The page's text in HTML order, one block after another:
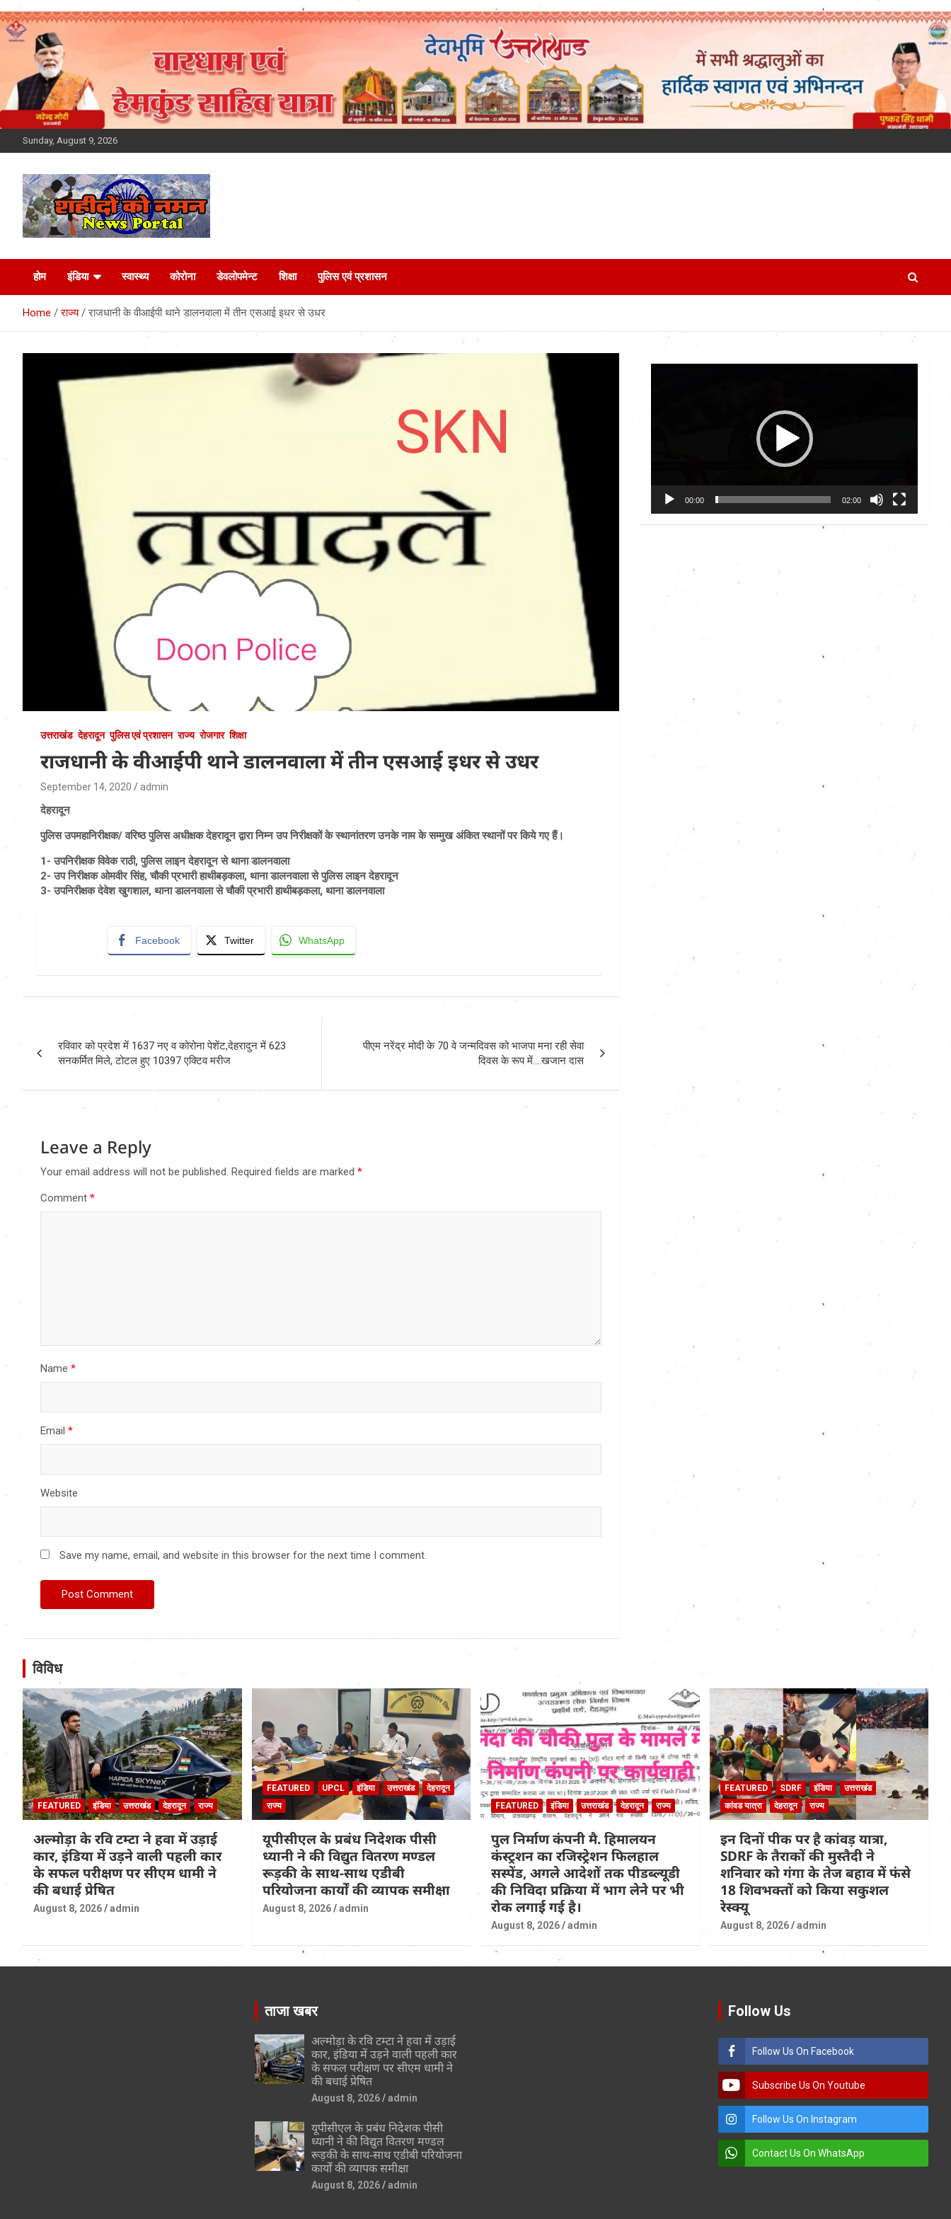
Skip
to
Sunday, August 9, 2026
Latest News Today,
Breaking News,
Uttarakhand News in
होम इंडिया स्वास्थ्य कोरोना डेवलोपमेन्ट शिक्षा पुलिस एवं प्रशासन
Home राज्य राजधानी के वीआईपी थाने डालनवाला में तीन एसआई इधर से उधर
उत्तराखंड देहरादून पुलिस एवं प्रशासन राज्य रोजगार शिक्षा
राजधानी के वीआईपी थाने डालनवाला में तीन एसआई इधर से उधर
September 14, 2020 admin
देहरादून
पुलिस उपमहानिरीक्षक/ वरिष्ठ पुलिस अधीक्षक देहरादून द्वारा निम्न उप निरीक्षकों के स्थानांतरण उनके नाम के सम्मुख अंकित स्थानों पर किये गए हैं।
1- उपनिरीक्षक विवेक राठी, पुलिस लाइन देहरादून से थाना डालनवाला
2- उप निरीक्षक ओमवीर सिंह, चौकी प्रभारी हाथीबड़कला, थाना डालनवाला से पुलिस लाइन देहरादून
3- उपनिरीक्षक देवेश खुगशाल, थाना डालनवाला से चौकी प्रभारी हाथीबड़कला, थाना डालनवाला
Facebook Twitter WhatsApp
navigation
रविवार को प्रदेश में 1637 नए व कोरोना पेशेंट,देहरादुन में 623
सनकर्मित मिले, टोटल हुए 10397 एक्टिव मरीज
पीएम नरेंद्र मोदी के 70 वे जन्मदिवस को भाजपा मना रही सेवा
दिवस के रूप में….खजान दास
Leave a Reply
Your email address will not be published. Required fields are marked *
Comment *
Name *
Email *
Website
Save my name, email, and website in this browser for the next time I comment.
00:00 02:00
विविध
FEATURED इंडिया उत्तराखंड देहरादून राज्य
अल्मोड़ा के रवि टम्टा ने हवा में उड़ाई
कार, इंडिया में उड़ने वाली पहली कार
के सफल परीक्षण पर सीएम धामी ने
की बधाई प्रेषित
August 8, 2026 admin
FEATURED UPCL इंडिया उत्तराखंड
देहरादून
राज्य
यूपीसीएल के प्रबंध निदेशक पीसी
ध्यानी ने की विद्युत वितरण मण्डल
रूड़की के साथ-साथ एडीबी
परियोजना कार्यों की व्यापक समीक्षा
August 8, 2026 admin
FEATURED इंडिया उत्तराखंड देहरादून राज्य
पुल निर्माण कंपनी मै. हिमालयन
कंस्ट्रशन का रजिस्ट्रेशन फिलहाल
सस्पेंड, अगले आदेशों तक पीडब्ल्यूडी
की निविदा प्रक्रिया में भाग लेने पर भी
रोक लगाई गई है।
August 8, 2026 admin
FEATURED SDRF इंडिया
उत्तराखंड
कांवड यात्रा
देहरादून राज्य
इन दिनों पीक पर है कांवड़ यात्रा,
SDRF के तैराकों की मुस्तैदी ने
शनिवार को गंगा के तेज बहाव में फंसे
18 शिवभक्तों को किया सकुशल
रेस्क्यू
August 8, 2026 admin
ताजा खबर
अल्मोड़ा के रवि टम्टा ने हवा में उड़ाई
कार, इंडिया में उड़ने वाली पहली कार
के सफल परीक्षण पर सीएम धामी ने
की बधाई प्रेषित
August 8, 2026 admin
यूपीसीएल के प्रबंध निदेशक पीसी
ध्यानी ने की विद्युत वितरण मण्डल
रूड़की के साथ-साथ एडीबी परियोजना
कार्यों की व्यापक समीक्षा
August 8, 2026 admin
Follow Us
Follow Us On Facebook
Subscribe Us On Youtube
Follow Us On Instagram
Contact Us On WhatsApp